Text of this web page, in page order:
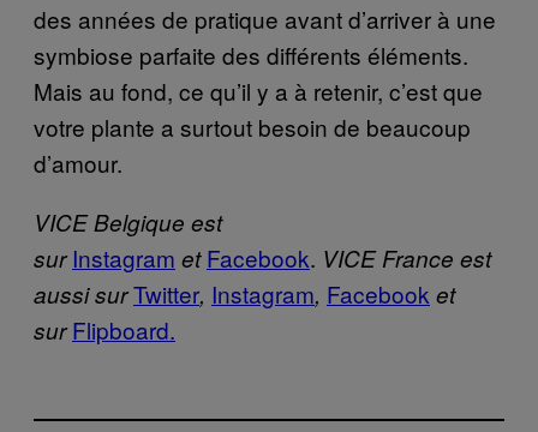
des années de pratique avant d’arriver à une
symbiose parfaite des différents éléments.
Mais au fond, ce qu’il y a à retenir, c’est que
votre plante a surtout besoin de beaucoup
d’amour.
VICE Belgique est
sur Instagram et Facebook. VICE France est
aussi surTwitter, Instagram, Facebook et
sur Flipboard.